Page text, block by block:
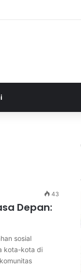
43
Depan:
sosial
kota-kota di